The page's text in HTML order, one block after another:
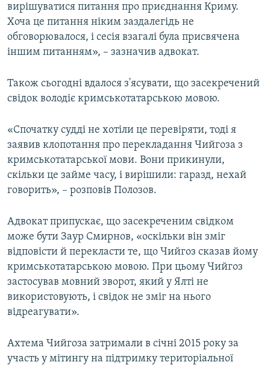
вирішуватися питання про приєднання Криму.
Хоча це питання ніким заздалегідь не
обговорювалося, і сесія взагалі була присвячена
іншим питанням», – зазначив адвокат.
Також сьогодні вдалося з'ясувати, що засекречений
свідок володіє кримськотатарською мовою.
«Спочатку судді не хотіли це перевіряти, тоді я
заявив клопотання про перекладання Чийгоза з
кримськотатарської мови. Вони прикинули,
скільки це займе часу, і вирішили: гаразд, нехай
говорить», – розповів Полозов.
Адвокат припускає, що засекреченим свідком
може бути Заур Смирнов, «оскільки він зміг
відповісти й перекласти те, що Чийгоз сказав йому
кримськотатарською мовою. При цьому Чийгоз
застосував мовний зворот, який у Ялті не
використовують, і свідок не зміг на нього
відреагувати».
Ахтема Чийгоза затримали в січні 2015 року за
участь у мітингу на підтримку територіальної